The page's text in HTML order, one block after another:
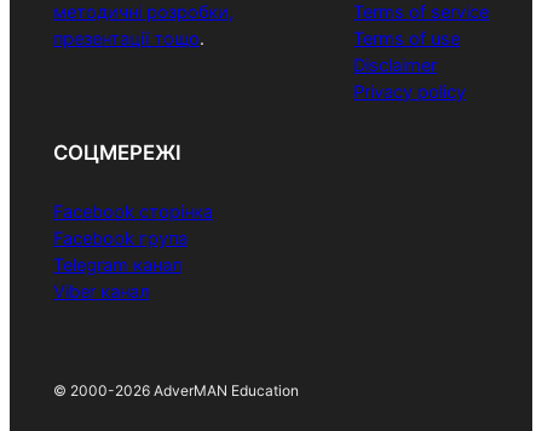
методичні розробки,
презентації тощо.
Terms of service
Terms of use
Disclaimer
Privacy policy
СОЦМЕРЕЖІ
Facebook сторінка
Facebook група
Telegram канал
Viber канал
© 2000-2026 AdverMAN Education